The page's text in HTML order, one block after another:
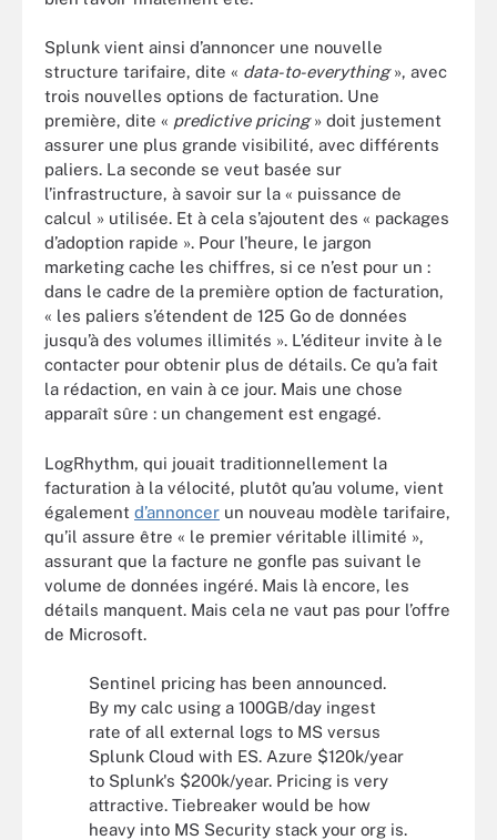
Splunk vient ainsi d’annoncer une nouvelle
structure tarifaire, dite « data-to-everything», avec
trois nouvelles options de facturation. Une
première, dite « predictive pricing» doit justement
assurer une plus grande visibilité, avec différents
paliers. La seconde se veut basée sur
l’infrastructure, à savoir sur la « puissance de
calcul » utilisée. Et à cela s’ajoutent des « packages
d’adoption rapide ». Pour l’heure, le jargon
marketing cache les chiffres, si ce n’est pour un :
dans le cadre de la première option de facturation,
« les paliers s’étendent de 125 Go de données
jusqu’à des volumes illimités ». L’éditeur invite à le
contacter pour obtenir plus de détails. Ce qu’a fait
la rédaction, en vain à ce jour. Mais une chose
apparaît sûre : un changement est engagé.
LogRhythm, qui jouait traditionnellement la
facturation à la vélocité, plutôt qu’au volume, vient
également d’annoncer un nouveau modèle tarifaire,
qu’il assure être « le premier véritable illimité »,
assurant que la facture ne gonfle pas suivant le
volume de données ingéré. Mais là encore, les
détails manquent. Mais cela ne vaut pas pour l’offre
de Microsoft.
Sentinel pricing has been announced.
By my calc using a 100GB/day ingest
rate of all external logs to MS versus
Splunk Cloud with ES. Azure $120k/year
to Splunk's $200k/year. Pricing is very
attractive. Tiebreaker would be how
heavy into MS Security stack your org is.